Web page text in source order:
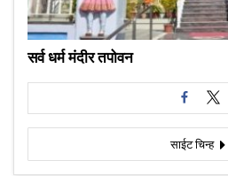
सर्व धर्म मंदीर तपोवन
साईट चिन्ह